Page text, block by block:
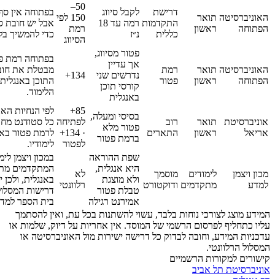
האוניברסיטה
הפתוחה
תואר
ראשון
דרישת
התקדמות
כללית
לקבל סיווג
רמה עד 18
נ״ז
50–
150 לפי
רמת
הסיווג
בפתוחה אין
אבל יש חובת
כדי להמשיך
האוניברסיטה
הפתוחה
תואר
ראשון
רמת
פטור
פטור מסיווג,
אך עדיין
נדרשים שני
קורסי תוכן
באנגלית
134+
בפתוחה רמת
מבטלת את
התוכן
הלימוד.
אוניברסיטת
אריאל
תואר
ראשון
רוב
התארים
בסיסי ומעלה,
פטור מלא
ברמת פטור
85+
לפתיחה
· 134+
לפטור
לפי הנחיות
כל סטודנט
לרמת פטור
לימודיו.
מכון ויצמן
למדע
לימודים
מתקדמים
מוסמך
ודוקטורט
שפת ההוראה
היא אנגלית,
ולא מוצגת
טבלת פטור
אמירנט רגילה
לא
רלוונטי
במכון ויצמן
המתקדמים
באנגלית,
דרישות
בית הספר
המידע מוצג לצורכי נוחות בלבד, עשוי להשתנות בכל עת, ואין להסתמך
עליו כתחליף לפרסום הרשמי של המוסד. אין אחריות על דיוק, שלמות או
עדכניות המידע, וחובה לבדוק כל דרישה ישירות מול האוניברסיטה או
המסלול הרלוונטי.
קישורים למקורות הרשמיים
אוניברסיטת תל אביב